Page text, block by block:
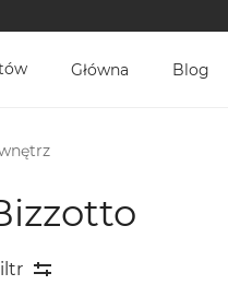
Główna Blog